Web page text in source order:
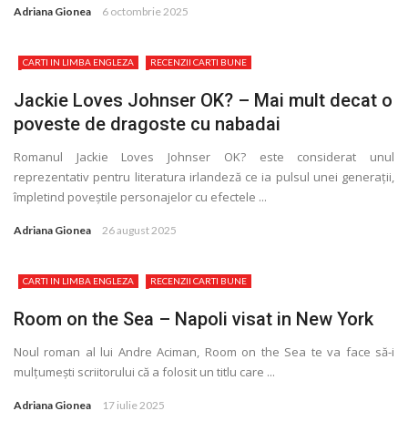
Adriana Gionea 6 octombrie 2025
CARTI IN LIMBA ENGLEZA RECENZII CARTI BUNE
Jackie Loves Johnser OK? – Mai mult decat o
poveste de dragoste cu nabadai
Romanul Jackie Loves Johnser OK? este considerat unul
reprezentativ pentru literatura irlandeză ce ia pulsul unei generaţii,
împletind poveștile personajelor cu efectele ...
Adriana Gionea 26 august 2025
CARTI IN LIMBA ENGLEZA RECENZII CARTI BUNE
Room on the Sea – Napoli visat in New York
Noul roman al lui Andre Aciman, Room on the Sea te va face să-i
mulţumești scriitorului că a folosit un titlu care ...
Adriana Gionea 17 iulie 2025